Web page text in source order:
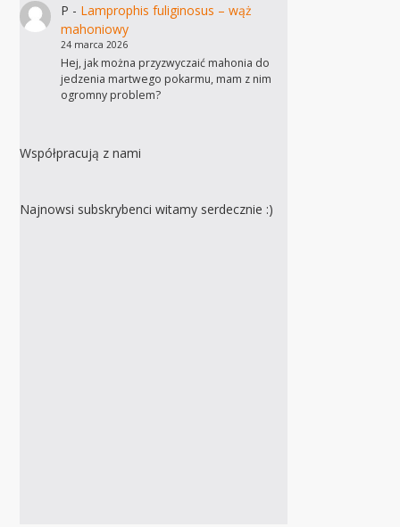
P - Lamprophis fuliginosus – wąż
mahoniowy
24 marca 2026
Hej, jak można przyzwyczaić mahonia do
jedzenia martwego pokarmu, mam z nim
ogromny problem?
Współpracują z nami
Najnowsi subskrybenci witamy serdecznie :)